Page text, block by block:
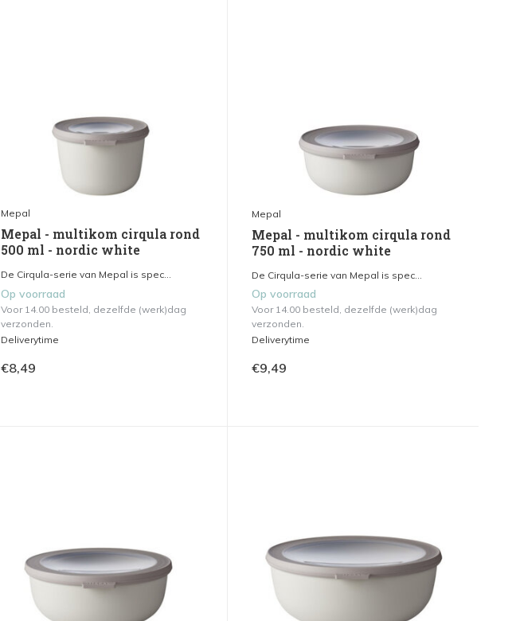
Mepal
Mepal - multikom cirqula rond
500 ml - nordic white
De Cirqula-serie van Mepal is spec...
Op voorraad
Voor 14.00 besteld, dezelfde (werk)dag
verzonden.
Deliverytime
€8,49
Mepal
Mepal - multikom cirqula rond
750 ml - nordic white
De Cirqula-serie van Mepal is spec...
Op voorraad
Voor 14.00 besteld, dezelfde (werk)dag
verzonden.
Deliverytime
€9,49